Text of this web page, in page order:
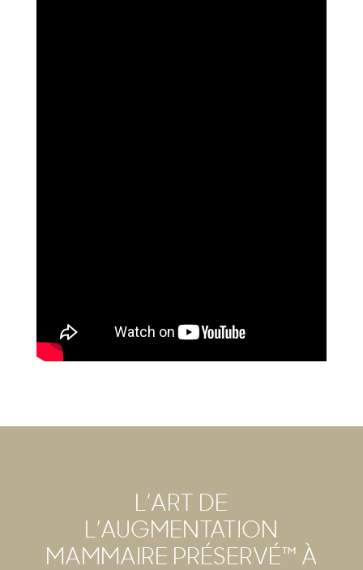
L’ART DE
L’AUGMENTATION
MAMMAIRE PRÉSERVÉ™ À